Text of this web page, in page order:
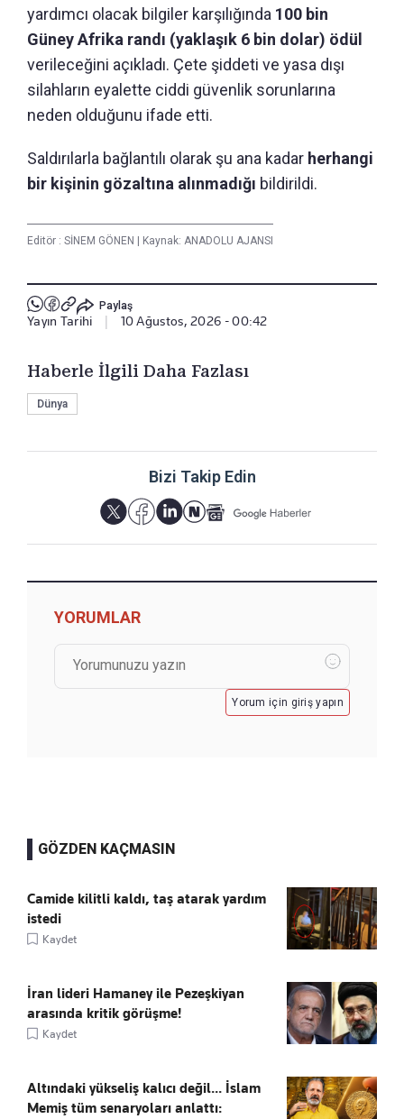
yardımcı olacak bilgiler karşılığında 100 bin
Güney Afrika randı (yaklaşık 6 bin dolar) ödül
verileceğini açıkladı. Çete şiddeti ve yasa dışı
silahların eyalette ciddi güvenlik sorunlarına
neden olduğunu ifade etti.
Saldırılarla bağlantılı olarak şu ana kadar herhangi
bir kişinin gözaltına alınmadığı bildirildi.
Editör : SİNEM GÖNEN Kaynak: ANADOLU AJANSI
Paylaş
Yayın Tarihi 10 Ağustos, 2026 - 00:42
Haberle İlgili Daha Fazlası
Dünya
Bizi Takip Edin
YORUMLAR
Yorum için giriş yapın
GÖZDEN KAÇMASIN
Camide kilitli kaldı, taş atarak yardım
istedi
Kaydet
İran lideri Hamaney ile Pezeşkiyan
arasında kritik görüşme!
Kaydet
Altındaki yükseliş kalıcı değil... İslam
Memiş tüm senaryoları anlattı: